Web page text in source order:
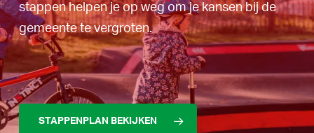
stappen helpen je op weg om je kansen bij de
gemeente te vergroten.
STAPPENPLAN BEKIJKEN